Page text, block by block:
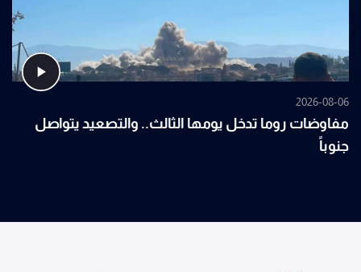
2026-08-06
مفاوضات روما تدخل يومها الثالث.. والتصعيد يتواصل
جنوباً